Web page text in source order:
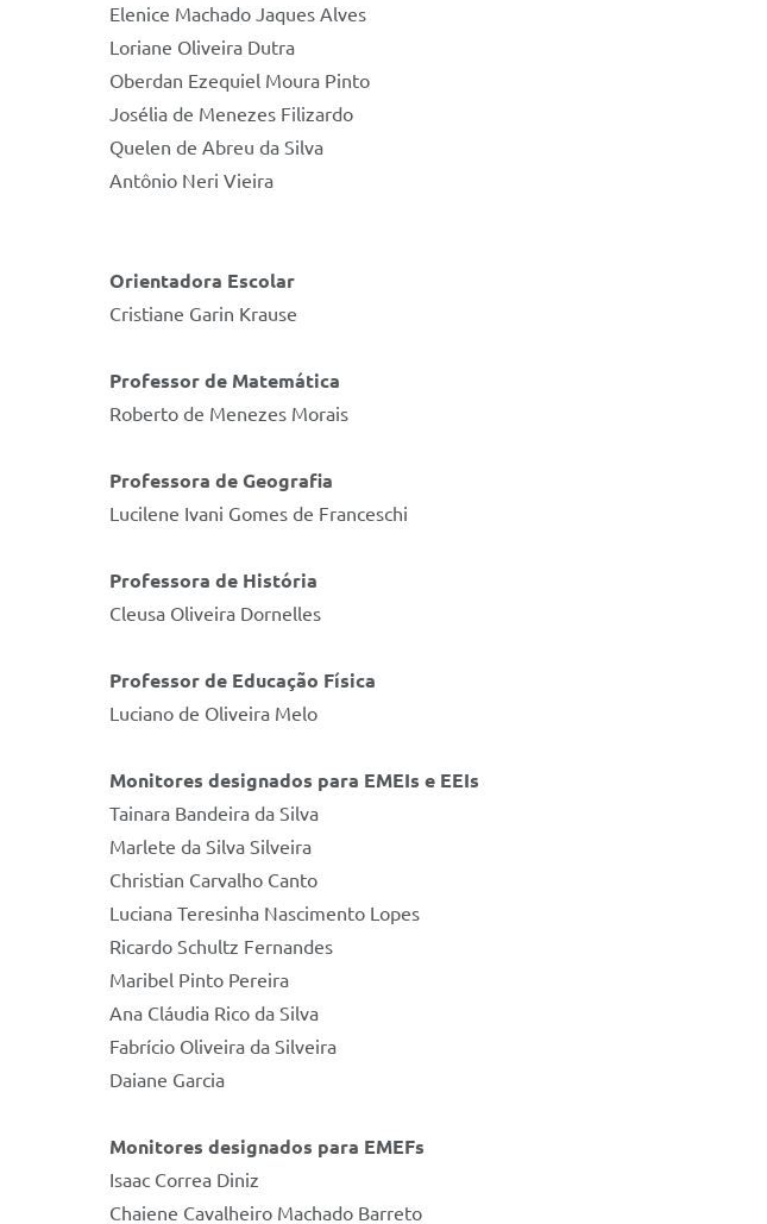
Elenice Machado Jaques Alves
Loriane Oliveira Dutra
Oberdan Ezequiel Moura Pinto
Josélia de Menezes Filizardo
Quelen de Abreu da Silva
Antônio Neri Vieira
Orientadora Escolar
Cristiane Garin Krause
Professor de Matemática
Roberto de Menezes Morais
Professora de Geografia
Lucilene Ivani Gomes de Franceschi
Professora de História
Cleusa Oliveira Dornelles
Professor de Educação Física
Luciano de Oliveira Melo
Monitores designados para EMEIs e EEIs
Tainara Bandeira da Silva
Marlete da Silva Silveira
Christian Carvalho Canto
Luciana Teresinha Nascimento Lopes
Ricardo Schultz Fernandes
Maribel Pinto Pereira
Ana Cláudia Rico da Silva
Fabrício Oliveira da Silveira
Daiane Garcia
Monitores designados para EMEFs
Isaac Correa Diniz
Chaiene Cavalheiro Machado Barreto